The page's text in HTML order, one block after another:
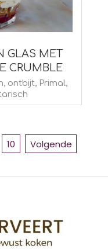
GLAS MET
CRUMBLE
, ontbijt, Primal,
10 Volgende